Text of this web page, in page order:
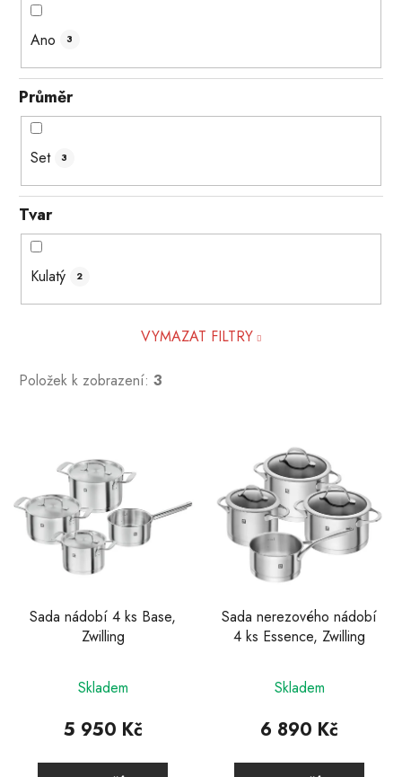
Ano 3
Průměr
Set 3
Tvar
Kulatý 2
VYMAZAT FILTRY
Položek k zobrazení: 3
Sada nádobí 4 ks Base,
Zwilling
hodnocení
produktu
4,6
Skladem
5 950 Kč
Sada nerezového nádobí
4 ks Essence, Zwilling
Skladem
6 890 Kč